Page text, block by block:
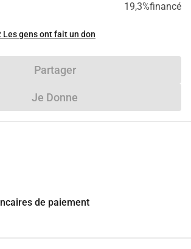
19,3%financé
Les gens ont fait un don
Partager
Je Donne
de paiement